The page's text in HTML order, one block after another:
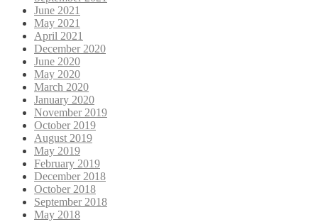
June 2021
May 2021
April 2021
December 2020
June 2020
May 2020
March 2020
January 2020
November 2019
October 2019
August 2019
May 2019
February 2019
December 2018
October 2018
September 2018
May 2018